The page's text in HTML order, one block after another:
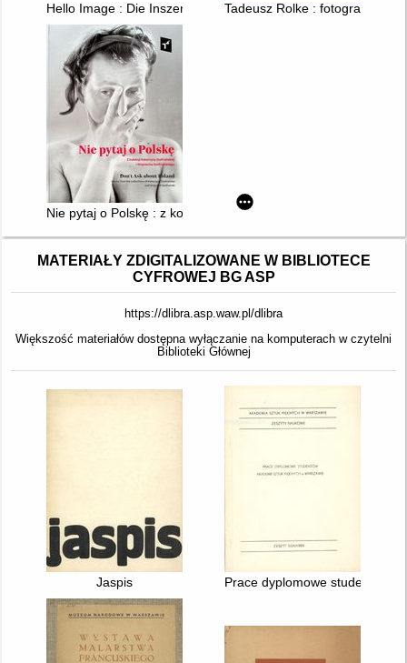
Hello Image : Die Inszenierung der Dinge = The Staging of
Tadeusz Rolke : fotografie
Nie pytaj o Polskę : z kolekcji Katarzyny Szafrańskiej i
MATERIAŁY ZDIGITALIZOWANE W BIBLIOTECE
CYFROWEJ BG ASP
https://dlibra.asp.waw.pl/dlibra
Większość materiałów dostępna wyłączanie na komputerach w czytelni
Biblioteki Głównej
Jaspis Prace dyplomowe studentów